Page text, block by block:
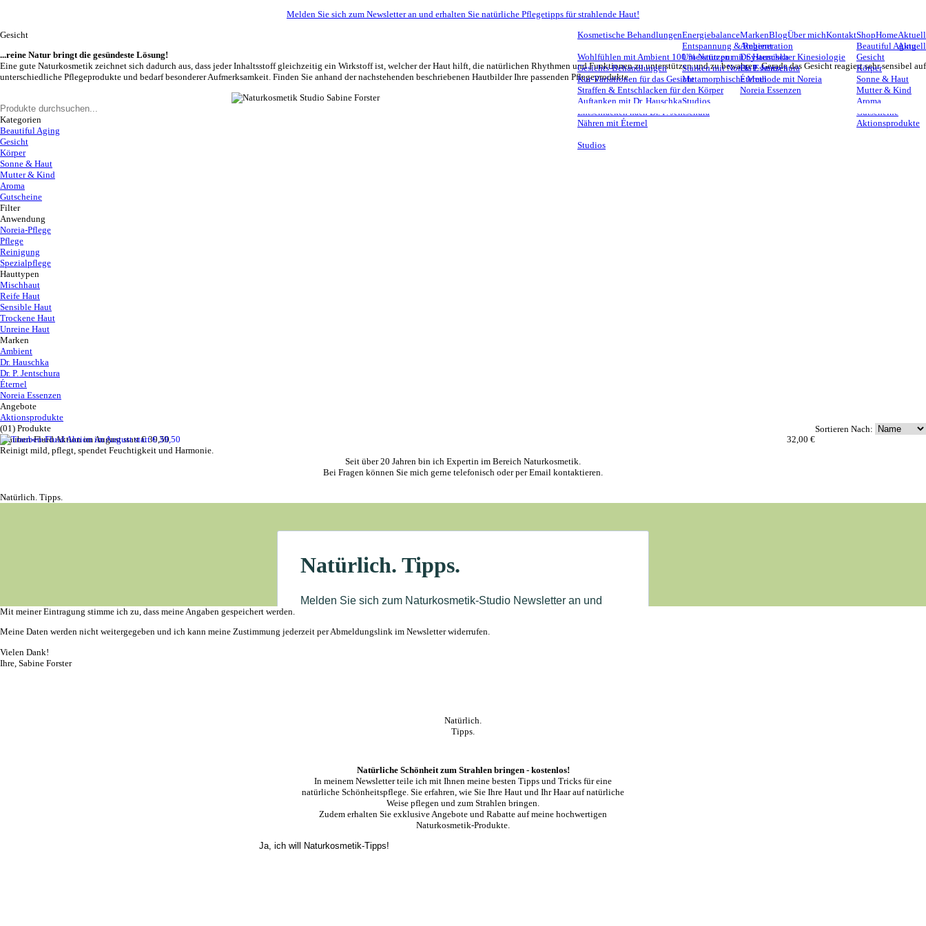
Melden Sie sich zum Newsletter an und erhalten Sie natürliche Pflegetipps für strahlende Haut!
Kosmetische Behandlungen
Wohlfühlen mit Ambient 100 % Natur pur
Gesichts-Behandlungen
Kur-Variationen für das Gesicht
Straffen & Entschlacken für den Körper
Auftanken mit Dr. Hauschka
Entschlacken nach Dr. P. Jentschura
Nähren mit Éternel
Studios
Energiebalance
Entspannung & Regeneration
Unterstützen mit Systemischer Kinesiologie
Stärken mit Noreia Essenzen
Metamorphische Methode mit Noreia
Studios
Marken
Ambient
Dr. Hauschka
Dr. P. Jentschura
Éternel
Noreia Essenzen
BlogÜber michKontaktShop
Beautiful Aging
Gesicht
Körper
Sonne & Haut
Mutter & Kind
Aroma
Gutscheine
Aktionsprodukte
HomeAktuell
Gesicht
...reine Natur bringt die gesündeste Lösung!
Eine gute Naturkosmetik zeichnet sich dadurch aus, dass jeder Inhaltsstoff gleichzeitig ein Wirkstoff ist, welcher der Haut hilft, die natürlichen Rhythmen und Funktionen zu unterstützen und zu bewahren. Gerade das Gesicht reagiert sehr sensibel auf
unterschiedliche Pflegeprodukte und bedarf besonderer Aufmerksamkeit. Finden Sie anhand der nachstehenden beschriebenen Hautbilder Ihre passenden Pflegeprodukte.
Kategorien
Beautiful Aging
Gesicht
Körper
Sonne & Haut
Mutter & Kind
Aroma
Gutscheine
Filter
Anwendung
Noreia-Pflege
Pflege
Reinigung
Spezialpflege
Hauttypen
Mischhaut
Reife Haut
Sensible Haut
Trockene Haut
Unreine Haut
Marken
Ambient
Dr. Hauschka
Dr. P. Jentschura
Éternel
Noreia Essenzen
Angebote
Aktionsprodukte
(01) Produkte
Sortieren Nach:
Trauben-Fluid Aktion im August statt € 39,50
32,00 €
Reinigt mild, pflegt, spendet Feuchtigkeit und Harmonie.
Seit über 20 Jahren bin ich Expertin im Bereich Naturkosmetik.
Bei Fragen können Sie mich gerne telefonisch oder per Email kontaktieren.
Natürlich. Tipps.
Mit meiner Eintragung stimme ich zu, dass meine Angaben gespeichert werden.
Meine Daten werden nicht weitergegeben und ich kann meine Zustimmung jederzeit per Abmeldungslink im Newsletter widerrufen.
Vielen Dank!
Ihre, Sabine Forster
Natürlich.
Tipps.
Natürliche Schönheit zum Strahlen bringen - kostenlos!
In meinem Newsletter teile ich mit Ihnen meine besten Tipps und Tricks für eine
natürliche Schönheitspflege. Sie erfahren, wie Sie Ihre Haut und Ihr Haar auf natürliche
Weise pflegen und zum Strahlen bringen.
Zudem erhalten Sie exklusive Angebote und Rabatte auf meine hochwertigen
Naturkosmetik-Produkte.
Ja, ich will Naturkosmetik-Tipps!